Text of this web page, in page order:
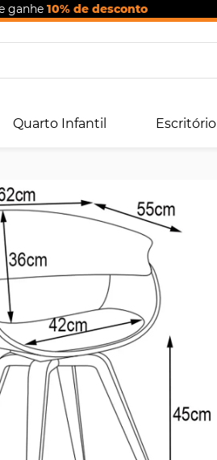
ganhe 10% de desconto
Quarto Infantil Escritório